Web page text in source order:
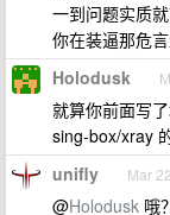
一到问题实质
你在装逼那危
Holodusk
就算你前面写
sing-box/xray
unifly Mar
@Holodusk 哦